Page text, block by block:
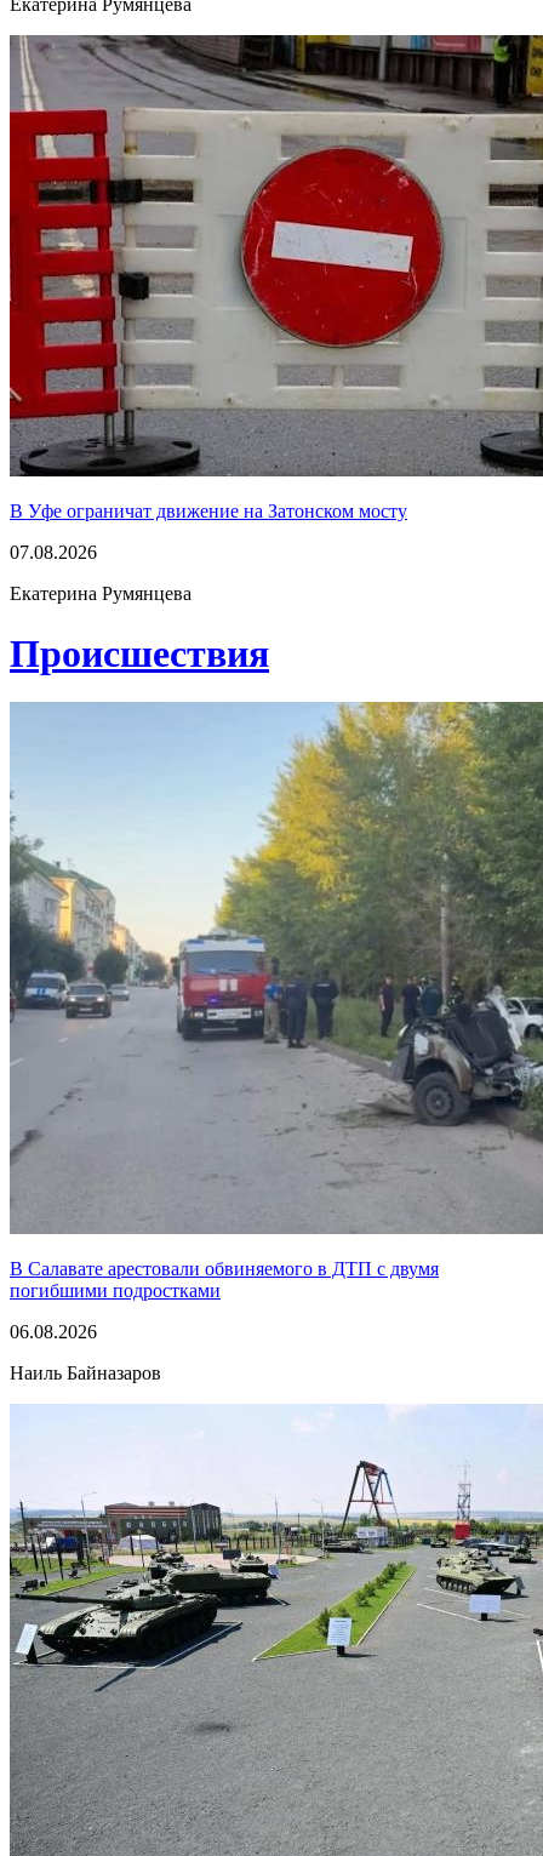
Екатерина Румянцева
В Уфе ограничат движение на Затонском мосту
07.08.2026
Екатерина Румянцева
Проиcшествия
В Салавате арестовали обвиняемого в ДТП с двумя
погибшими подростками
06.08.2026
Наиль Байназаров